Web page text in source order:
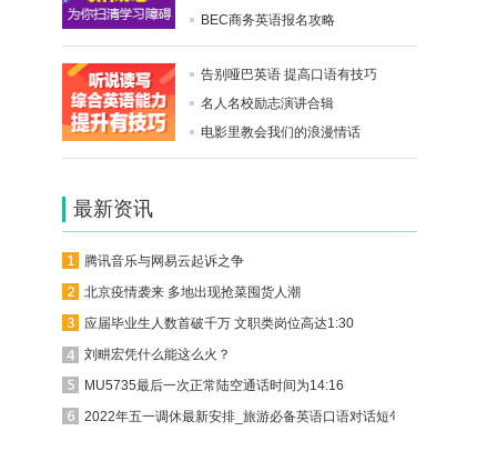
BEC商务英语报名攻略
告别哑巴英语 提高口语有技巧
名人名校励志演讲合辑
电影里教会我们的浪漫情话
最新资讯
腾讯音乐与网易云起诉之争
北京疫情袭来 多地出现抢菜囤货人潮
应届毕业生人数首破千万 文职类岗位高达1:30
刘畊宏凭什么能这么火？
MU5735最后一次正常陆空通话时间为14:16
2022年五一调休最新安排_旅游必备英语口语对话短句